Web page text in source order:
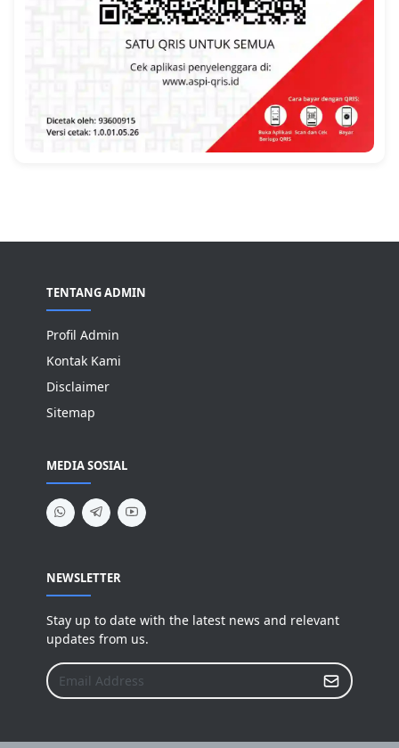
TENTANG ADMIN
Profil Admin
Kontak Kami
Disclaimer
Sitemap
MEDIA SOSIAL
NEWSLETTER
Stay up to date with the latest news and relevant
updates from us.